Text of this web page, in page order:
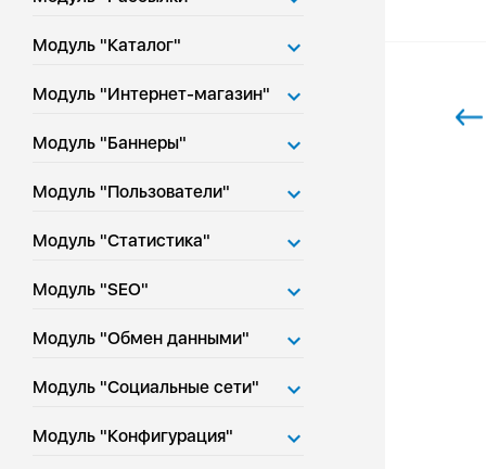
Модуль "Каталог"
Модуль "Интернет-магазин"
Модуль "Баннеры"
Модуль "Пользователи"
Модуль "Статистика"
Модуль "SEO"
Модуль "Обмен данными"
Модуль "Социальные сети"
Модуль "Конфигурация"